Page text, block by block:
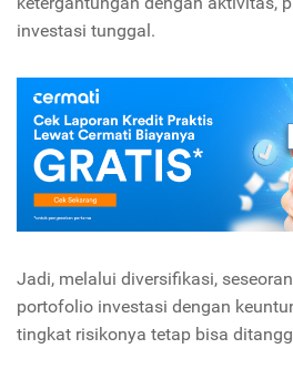
investasi tunggal.
Jadi, melalui diversifikasi,
portofolio investasi dengan
tingkat risikonya tetap bisa